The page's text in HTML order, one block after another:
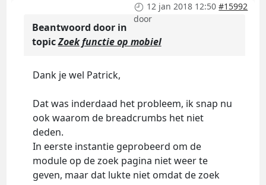
12 jan 2018 12:50 #15992
door
Beantwoord door in
topicZoek functie op mobiel
Dank je wel Patrick,
Dat was inderdaad het probleem, ik snap nu
ook waarom de breadcrumbs het niet
deden.
In eerste instantie geprobeerd om de
module op de zoek pagina niet weer te
geven, maar dat lukte niet omdat de zoek